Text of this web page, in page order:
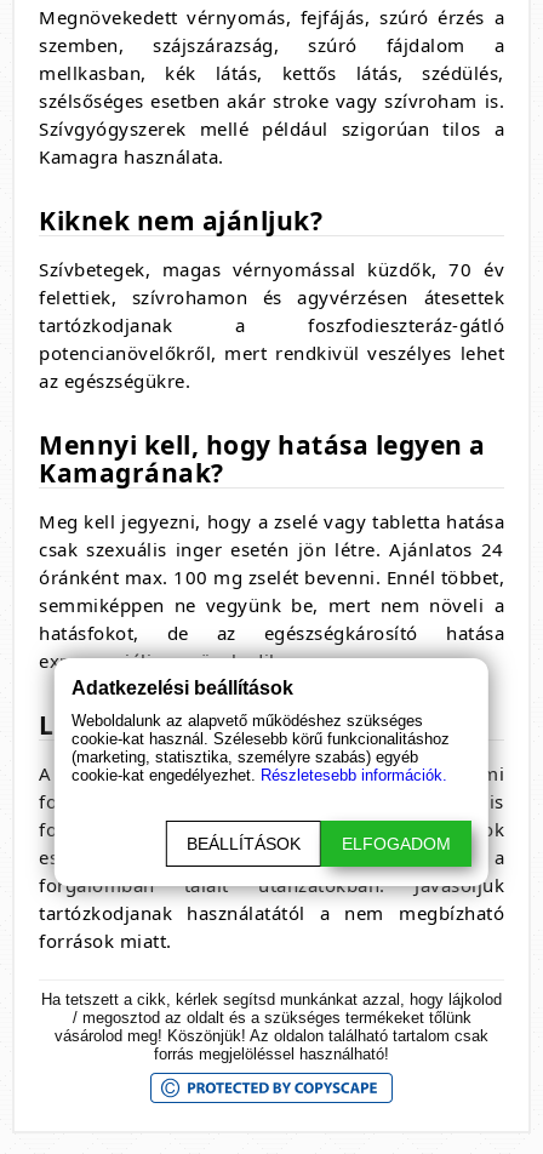
Megnövekedett vérnyomás, fejfájás, szúró érzés a
szemben, szájszárazság, szúró fájdalom a
mellkasban, kék látás, kettős látás, szédülés,
szélsőséges esetben akár stroke vagy szívroham is.
Szívgyógyszerek mellé például szigorúan tilos a
Kamagra használata.
Kiknek nem ajánljuk?
Szívbetegek, magas vérnyomással küzdők, 70 év
felettiek, szívrohamon és agyvérzésen átesettek
tartózkodjanak a foszfodieszteráz-gátló
potencianövelőkről, mert rendkivül veszélyes lehet
az egészségükre.
Mennyi kell, hogy hatása legyen a
Kamagrának?
Meg kell jegyezni, hogy a zselé vagy tabletta hatása
csak szexuális inger esetén jön létre. Ajánlatos 24
óránként max. 100 mg zselét bevenni. Ennél többet,
semmiképpen ne vegyünk be, mert nem növeli a
hatásfokot, de az egészségkárosító hatása
exponenciálisan növekedik.
Legális-e Magyarországon?
A Kamagra nem, hogy nem legális, de kereskedelmi
forgalomban nem is kapható. Csak illegális
forrásból jó eséllyel hamisítvány vásárolható. Sok
esetben homokot vagy éppen cementet találtak a
forgalomban talált utánzatokban. Javasoljuk
tartózkodjanak használatától a nem megbízható
források miatt.
Ha tetszett a cikk, kérlek segítsd munkánkat azzal, hogy lájkolod
/ megosztod az oldalt és a szükséges termékeket tőlünk
vásárolod meg! Köszönjük! Az oldalon található tartalom csak
forrás megjelöléssel használható!
Adatkezelési beállítások
Weboldalunk az alapvető működéshez szükséges
cookie-kat használ. Szélesebb körű funkcionalitáshoz
(marketing, statisztika, személyre szabás) egyéb
cookie-kat engedélyezhet. Részletesebb információk.
BEÁLLÍTÁSOK ELFOGADOM